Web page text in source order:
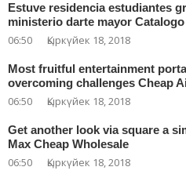
Estuve residencia estudiantes
ministerio darte mayor
06:50 Қыркүйек 18, 2018
Most fruitful entertainment
overcoming challenges Cheap
06:50 Қыркүйек 18, 2018
Get another look via square a
Max Cheap Wholesale
06:50 Қыркүйек 18, 2018